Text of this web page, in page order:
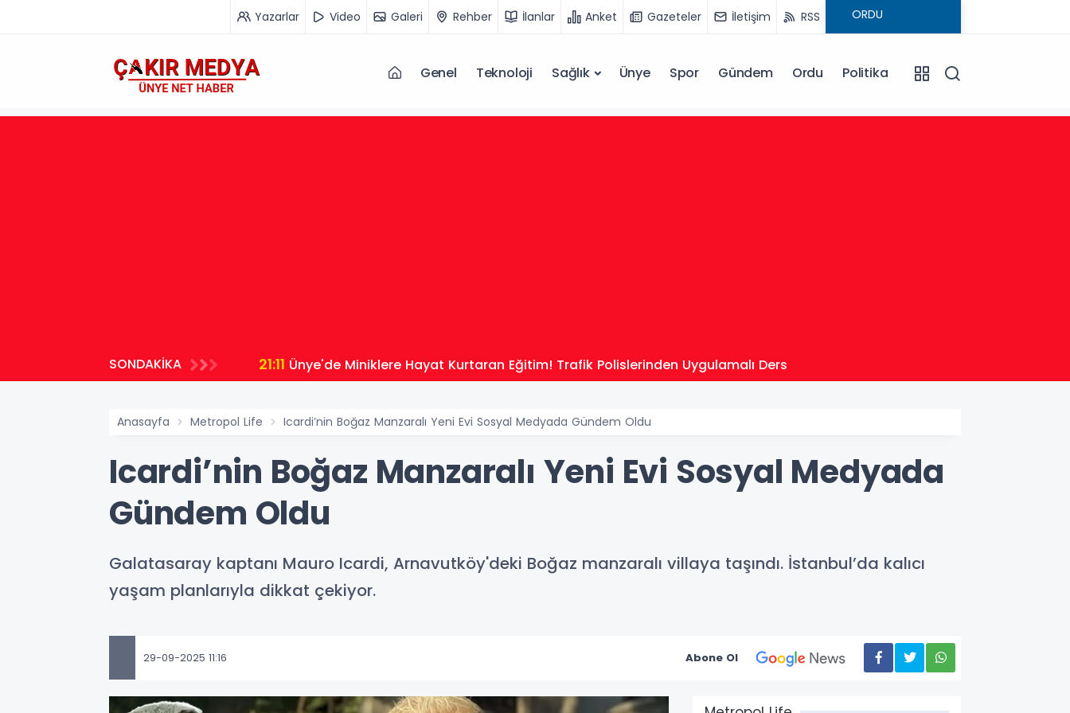
Yazarlar Video Galeri Rehber İlanlar Anket Gazeteler İletişim RSS
Genel Teknoloji Sağlık Ünye Spor Gündem Ordu Politika
SONDAKİKA 21:11 Ünye'de Miniklere Hayat Kurtaran Eğitim! Trafik Polislerinden Uygulamalı Ders
Anasayfa Metropol Life Icardi’nin Boğaz Manzaralı Yeni Evi Sosyal Medyada Gündem Oldu
Icardi’nin Boğaz Manzaralı Yeni Evi Sosyal Medyada
Gündem Oldu
Galatasaray kaptanı Mauro Icardi, Arnavutköy'deki Boğaz manzaralı villaya taşındı. İstanbul’da kalıcı
yaşam planlarıyla dikkat çekiyor.
29-09-2025 11:16 Abone Ol